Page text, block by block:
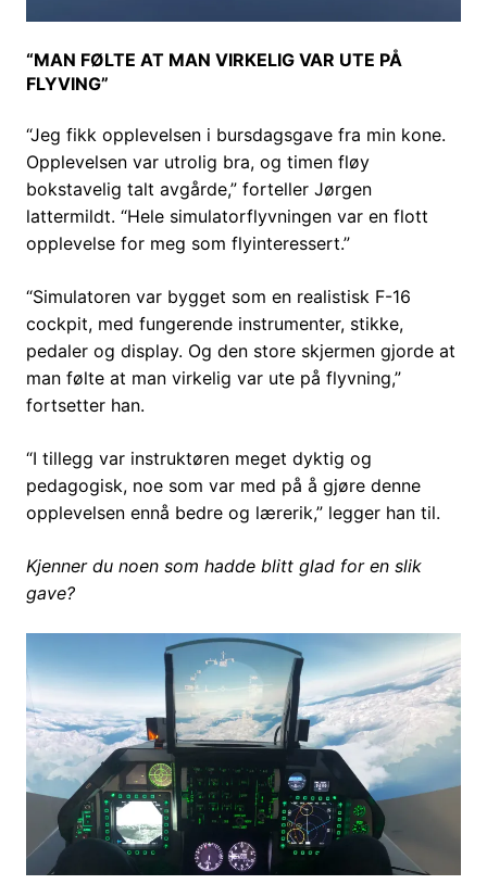
“MAN FØLTE AT MAN VIRKELIG VAR UTE PÅ
FLYVING”
“Jeg fikk opplevelsen i bursdagsgave fra min kone.
Opplevelsen var utrolig bra, og timen fløy
bokstavelig talt avgårde,” forteller Jørgen
lattermildt. “Hele simulatorflyvningen var en flott
opplevelse for meg som flyinteressert.”
“Simulatoren var bygget som en realistisk F-16
cockpit, med fungerende instrumenter, stikke,
pedaler og display. Og den store skjermen gjorde at
man følte at man virkelig var ute på flyvning,”
fortsetter han.
“I tillegg var instruktøren meget dyktig og
pedagogisk, noe som var med på å gjøre denne
opplevelsen ennå bedre og lærerik,” legger han til.
Kjenner du noen som hadde blitt glad for en slik
gave?